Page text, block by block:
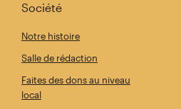
Société
Notre histoire
Salle de rédaction
Faites des dons au niveau
local